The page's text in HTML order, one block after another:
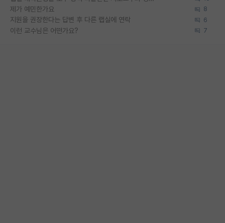
제가 예민한가요 8
지원을 권장한다는 답변 후 다른 랩실에 연락 6
이런 교수님은 어떤가요? 7